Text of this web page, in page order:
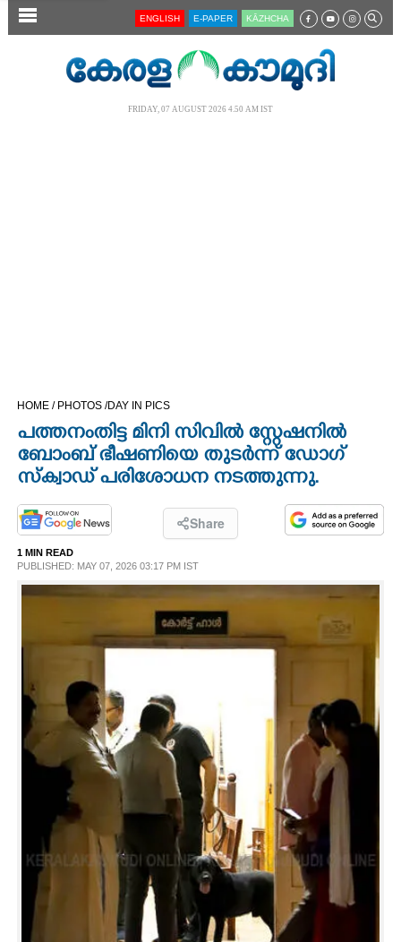
SECTIONS
OPINION
PHOTOS
LIFESTYLE
ART
CARTOONS
ENGLISH E-PAPER KĀZHCHA
FRIDAY, 07 AUGUST 2026 4.50 AM IST
HOME / PHOTOS /DAY IN PICS
പത്തനംതിട്ട മിനി സിവിൽ സ്റ്റേഷനിൽ
ബോംബ് ഭീഷണിയെ തുടർന്ന് ഡോഗ്
സ്ക്വാഡ് പരിശോധന നടത്തുന്നു.
Share
1 MIN READ
PUBLISHED: MAY 07, 2026 03:17 PM IST